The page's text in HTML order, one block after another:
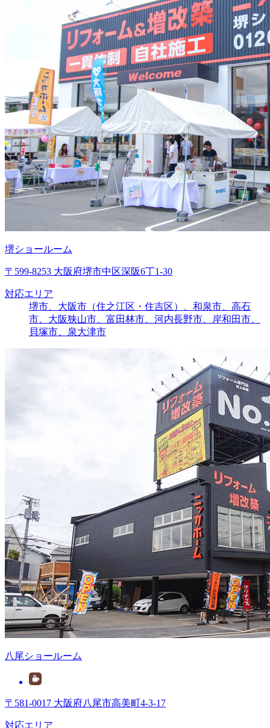
堺ショールーム
〒599-8253 大阪府堺市中区深阪6丁1-30
対応エリア
堺市、大阪市（住之江区・住吉区）、和泉市、高石
市、大阪狭山市、富田林市、河内長野市、岸和田市、
貝塚市、泉大津市
八尾ショールーム
〒581-0017 大阪府八尾市高美町4-3-17
対応エリア